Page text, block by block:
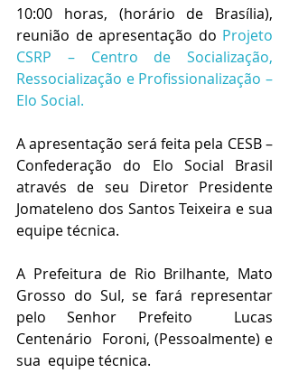
10:00 horas, (horário de Brasília),
reunião de apresentação do Projeto
CSRP – Centro de Socialização,
Ressocialização e Profissionalização –
Elo Social.
A apresentação será feita pela CESB –
Confederação do Elo Social Brasil
através de seu Diretor Presidente
Jomateleno dos Santos Teixeira e sua
equipe técnica.
A Prefeitura de Rio Brilhante, Mato
Grosso do Sul, se fará representar
pelo Senhor Prefeito  Lucas
Centenário  Foroni, (Pessoalmente) e
sua  equipe técnica.